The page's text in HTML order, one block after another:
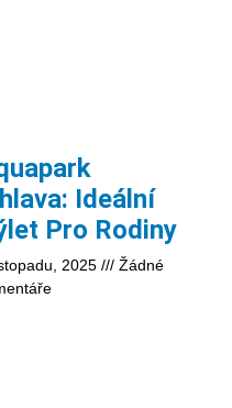
Ideální
Pro Rodiny
2025
Žádné